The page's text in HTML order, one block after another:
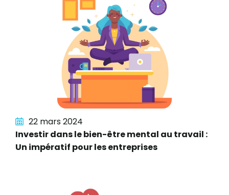
22 mars 2024
Investir dans le bien-être mental au travail :
Un impératif pour les entreprises